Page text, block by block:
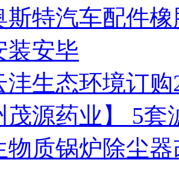
斯特汽车配件
装安毕
沣生态环境订
茂源药业】 5
物质锅炉除尘